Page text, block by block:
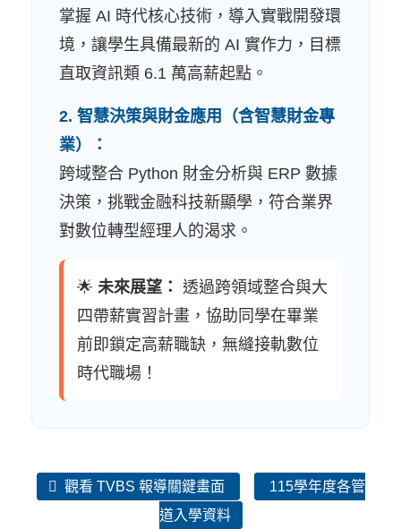
掌握 AI 時代核心技術，導入實戰開發環
境，讓學生具備最新的 AI 實作力，目標
直取資訊類 6.1 萬高薪起點。
2. 智慧決策與財金應用（含智慧財金專
業）：
跨域整合 Python 財金分析與 ERP 數據
決策，挑戰金融科技新顯學，符合業界
對數位轉型經理人的渴求。
🌟 未來展望： 透過跨領域整合與大
四帶薪實習計畫，協助同學在畢業
前即鎖定高薪職缺，無縫接軌數位
時代職場！
觀看 TVBS 報導關鍵畫面
115學年度各管
道入學資料